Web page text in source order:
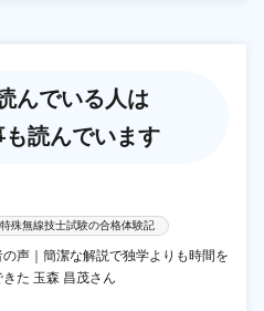
んでいる人は
読んでいます
殊無線技士試験の合格体験記
の声｜簡潔な解説で独学よりも時間を
た 玉森 昌茂さん